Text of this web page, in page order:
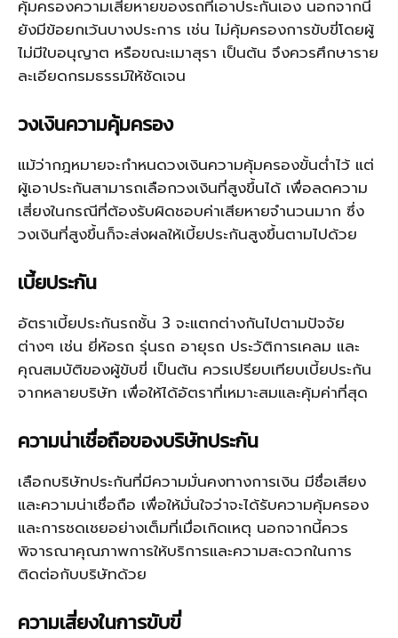
คุ้มครองความเสียหายของรถที่เอาประกันเอง นอกจากนี้
ยังมีข้อยกเว้นบางประการ เช่น ไม่คุ้มครองการขับขี่โดยผู้
ไม่มีใบอนุญาต หรือขณะเมาสุรา เป็นต้น จึงควรศึกษาราย
ละเอียดกรมธรรม์ให้ชัดเจน
วงเงินความคุ้มครอง
แม้ว่ากฎหมายจะกำหนดวงเงินความคุ้มครองขั้นต่ำไว้ แต่
ผู้เอาประกันสามารถเลือกวงเงินที่สูงขึ้นได้ เพื่อลดความ
เสี่ยงในกรณีที่ต้องรับผิดชอบค่าเสียหายจำนวนมาก ซึ่ง
วงเงินที่สูงขึ้นก็จะส่งผลให้เบี้ยประกันสูงขึ้นตามไปด้วย
เบี้ยประกัน
อัตราเบี้ยประกันรถชั้น 3 จะแตกต่างกันไปตามปัจจัย
ต่างๆ เช่น ยี่ห้อรถ รุ่นรถ อายุรถ ประวัติการเคลม และ
คุณสมบัติของผู้ขับขี่ เป็นต้น ควรเปรียบเทียบเบี้ยประกัน
จากหลายบริษัท เพื่อให้ได้อัตราที่เหมาะสมและคุ้มค่าที่สุด
ความน่าเชื่อถือของบริษัทประกัน
เลือกบริษัทประกันที่มีความมั่นคงทางการเงิน มีชื่อเสียง
และความน่าเชื่อถือ เพื่อให้มั่นใจว่าจะได้รับความคุ้มครอง
และการชดเชยอย่างเต็มที่เมื่อเกิดเหตุ นอกจากนี้ควร
พิจารณาคุณภาพการให้บริการและความสะดวกในการ
ติดต่อกับบริษัทด้วย
ความเสี่ยงในการขับขี่